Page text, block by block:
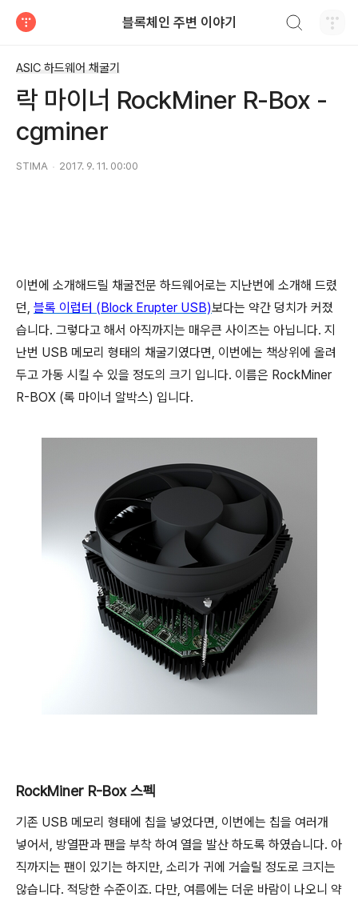
블록체인 주변 이야기
ASIC 하드웨어 채굴기
락 마이너 RockMiner R-Box -
cgminer
STIMA 2017. 9. 11. 00:00
이번에 소개해드릴 채굴전문 하드웨어로는 지난번에 소개해 드렸
던, 블록 이럽터 (Block Erupter USB)보다는 약간 덩치가 커졌
습니다. 그렇다고 해서 아직까지는 매우큰 사이즈는 아닙니다. 지
난번 USB 메모리 형태의 채굴기였다면, 이번에는 책상위에 올려
두고 가동 시킬 수 있을 정도의 크기 입니다. 이름은 RockMiner
R-BOX (록 마이너 알박스) 입니다.
RockMiner R-Box 스펙
기존 USB 메모리 형태에 칩을 넣었다면, 이번에는 칩을 여러개
넣어서, 방열판과 팬을 부착 하여 열을 발산 하도록 하였습니다. 아
직까지는 팬이 있기는 하지만, 소리가 귀에 거슬릴 정도로 크지는
않습니다. 적당한 수준이죠. 다만, 여름에는 더운 바람이 나오니 약